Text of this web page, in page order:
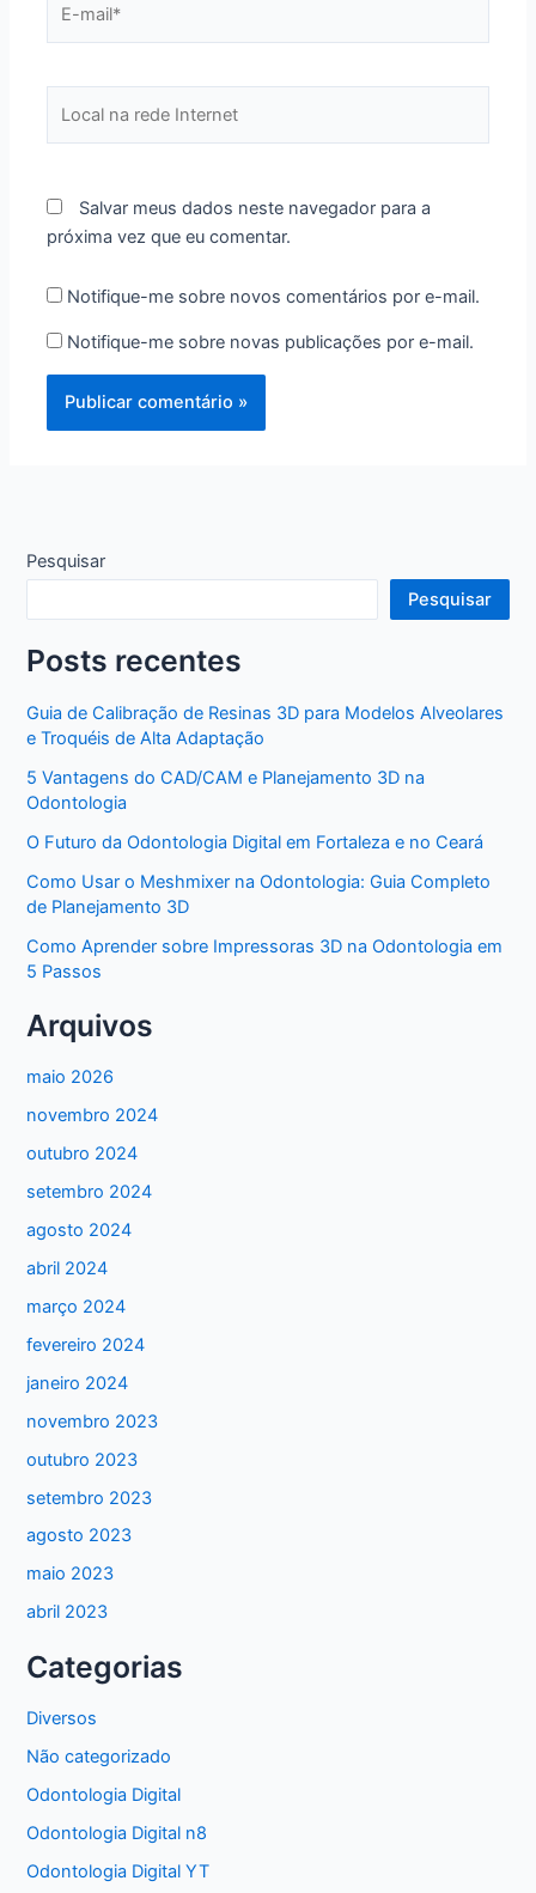
na
Salvar meus dados neste navegador para a
próxima vez que eu comentar.
Notifique-me sobre novos comentários por e-mail.
Notifique-me sobre novas publicações por e-mail.
Pesquisar
Pesquisar
Posts recentes
Guia de Calibração de Resinas 3D para Modelos Alveolares
e Troquéis de Alta Adaptação
5 Vantagens do CAD/CAM e Planejamento 3D na
Odontologia
O Futuro da Odontologia Digital em Fortaleza e no Ceará
Como Usar o Meshmixer na Odontologia: Guia Completo
de Planejamento 3D
Como Aprender sobre Impressoras 3D na Odontologia em
5 Passos
Arquivos
maio 2026
novembro 2024
outubro 2024
setembro 2024
agosto 2024
abril 2024
março 2024
fevereiro 2024
janeiro 2024
novembro 2023
outubro 2023
setembro 2023
agosto 2023
maio 2023
abril 2023
Categorias
Diversos
Não categorizado
Odontologia Digital
Odontologia Digital n8
Odontologia Digital YT